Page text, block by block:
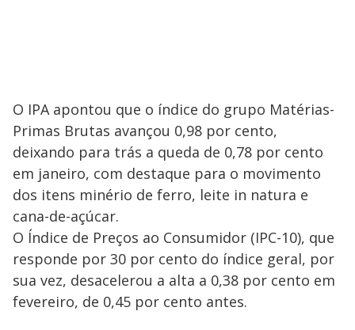
O IPA apontou que o índice do grupo Matérias-
Primas Brutas avançou 0,98 por cento,
deixando para trás a queda de 0,78 por cento
em janeiro, com destaque para o movimento
dos itens minério de ferro, leite in natura e
cana-de-açúcar.
O Índice de Preços ao Consumidor (IPC-10), que
responde por 30 por cento do índice geral, por
sua vez, desacelerou a alta a 0,38 por cento em
fevereiro, de 0,45 por cento antes.